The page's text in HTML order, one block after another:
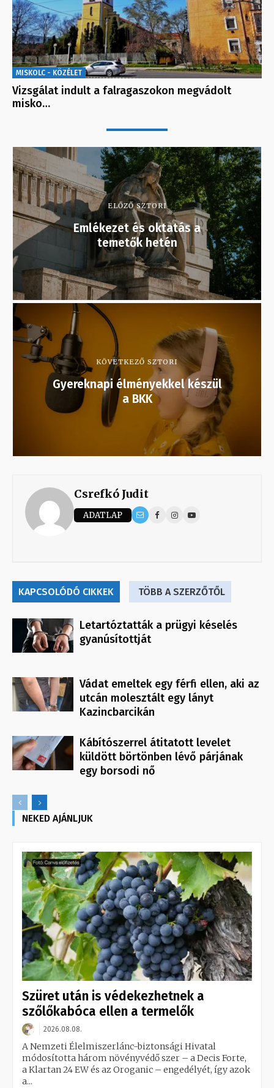
MISKOLC - KÖZÉLET
Vizsgálat indult a falragaszokon megvádolt
misko…
ELŐZŐ SZTORI
Emlékezet és oktatás a
temetők hetén
KÖVETKEZŐ SZTORI
Gyereknapi élményekkel készül
a BKK
Csrefkó Judit
ADATLAP
KAPCSOLÓDÓ CIKKEK TÖBB A SZERZŐTŐL
Letartóztatták a prügyi késelés
gyanúsítottját
Vádat emeltek egy férfi ellen, aki az
utcán molesztált egy lányt
Kazincbarcikán
Kábítószerrel átitatott levelet
küldött börtönben lévő párjának
egy borsodi nő
NEKED AJÁNLJUK
Szüret után is védekezhetnek a
szőlőkabóca ellen a termelők
2026.08.08.
A Nemzeti Élelmiszerlánc-biztonsági Hivatal
módosította három növényvédő szer – a Decis Forte,
a Klartan 24 EW és az Oroganic – engedélyét, így azok
a...